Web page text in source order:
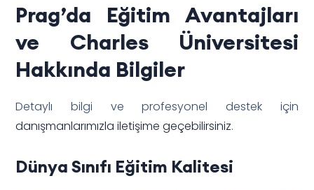
Prag’da Eğitim Avantajları
ve Charles Üniversitesi
Hakkında Bilgiler
Detaylı bilgi ve profesyonel destek için
danışmanlarımızla iletişime geçebilirsiniz.
Dünya Sınıfı Eğitim Kalitesi